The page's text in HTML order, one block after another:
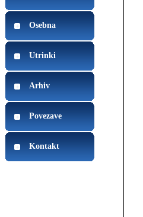
Osebna
Utrinki
Arhiv
Povezave
Kontakt